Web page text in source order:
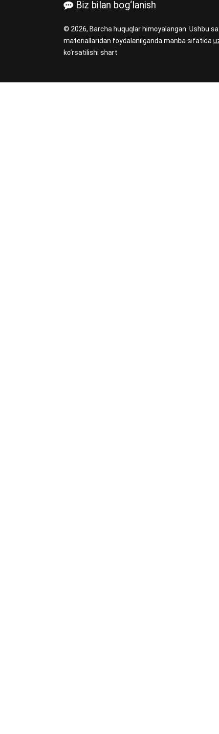
Biz bilan bog‘lanish
© 2026, Barcha huquqlar himoyalangan. Ushbu
materiallaridan foydalanilganda manba sifatida
ko‘rsatilishi shart